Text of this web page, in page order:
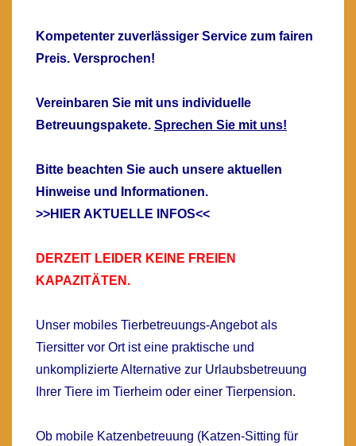
Kompetenter zuverlässiger Service zum fairen
Preis. Versprochen!
Vereinbaren Sie mit uns individuelle
Betreuungspakete. Sprechen Sie mit uns!
Bitte beachten Sie auch unsere aktuellen
Hinweise und Informationen.
>>HIER AKTUELLE INFOS<<
DERZEIT LEIDER KEINE FREIEN
KAPAZITÄTEN.
Unser mobiles Tierbetreuungs-Angebotals
Tiersitter vor Ort ist eine praktische und
unkomplizierte Alternative zur Urlaubsbetreuung
Ihrer Tiere im Tierheim oder einer Tierpension.
Ob mobile Katzenbetreuung (Katzen-Sitting für